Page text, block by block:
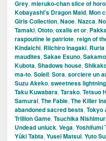
Grey, mieruko-chan slice of
Kobayashi's Dragon Maid, Mon
Girls Collection, Naoe, Nazca,
Tamaki, Ototo, oxalis et or,
raspoutine le patriote, reign of
Kindaichi, Riichiro Inagaki,
maudites, Sakae Esuno,
Kubota, Shadows house,
ma-to, Soleil, Sora, sorciere un
Suzu Akeko, sweetness lightning
Taku Kuwabara, Tarako, Tetsuo
Samurai, The Fable, The Killer
abandoned sacred bests, Tokyo
Trillion Game, Tsuchika
Undead unluck, Vega, Yoshifumi
Yûki Tabta, Yusei Matsui, Yuto